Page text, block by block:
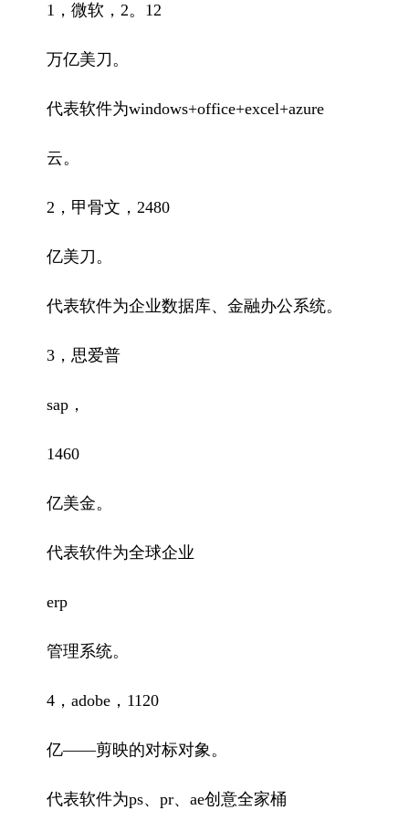
1，微软，2。12
万亿美刀。
代表软件为windows+office+excel+azure
云。
2，甲骨文，2480
亿美刀。
代表软件为企业数据库、金融办公系统。
3，思爱普
sap，
1460
亿美金。
代表软件为全球企业
erp
管理系统。
4，adobe，1120
亿——剪映的对标对象。
代表软件为ps、pr、ae创意全家桶